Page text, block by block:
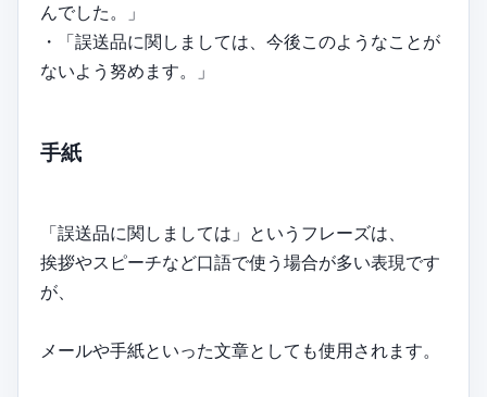
んでした。」
・「誤送品に関しましては、今後このようなことが
ないよう努めます。」
手紙
「誤送品に関しましては」というフレーズは、
挨拶やスピーチなど口語で使う場合が多い表現です
が、
メールや手紙といった文章としても使用されます。